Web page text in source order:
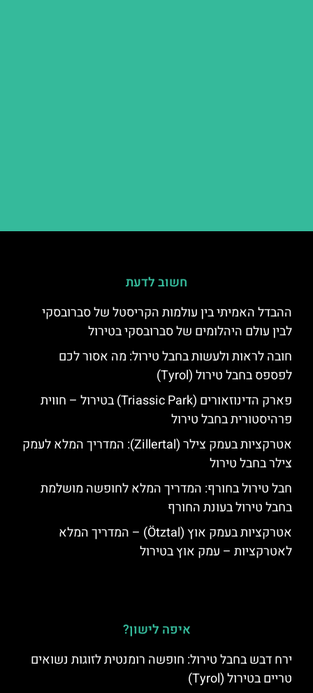
חשוב לדעת
ההבדל האמיתי בין עולמות הקריסטל של סברובסקי
לבין עולם היהלומים של סברובסקי בטירול
חובה לראות ולעשות בחבל טירול: מה אסור לכם
לפספס בחבל טירול (Tyrol)
פארק הדינוזאורים (Triassic Park) בטירול – חווית
פרהיסטורית בחבל טירול
אטרקציות בעמק צילר (Zillertal): המדריך המלא לעמק
צילר בחבל טירול
חבל טירול בחורף: המדריך המלא לחופשה מושלמת
בחבל טירול בעונת החורף
אטרקציות בעמק אוץ (Ötztal) – המדריך המלא
לאטרקציות – עמק אוץ בטירול
איפה לישון?
ירח דבש בחבל טירול: חופשה רומנטית לזוגות נשואים
טריים בטירול (Tyrol)